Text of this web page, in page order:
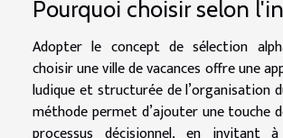
Pourquoi choisir selon
Adopter le concept de sélection
choisir une ville de vacances offre une
ludique et structurée de l’organisation
méthode permet d’ajouter une touche